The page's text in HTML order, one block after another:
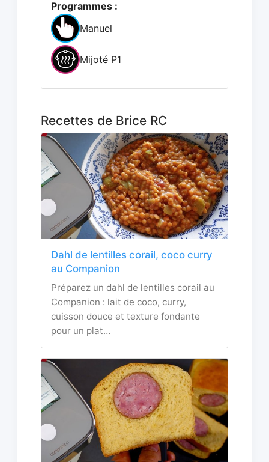
Programmes :
Manuel
Mijoté P1
Recettes de Brice RC
Dahl de lentilles corail, coco curry
au Companion
Préparez un dahl de lentilles corail au
Companion : lait de coco, curry,
cuisson douce et texture fondante
pour un plat…